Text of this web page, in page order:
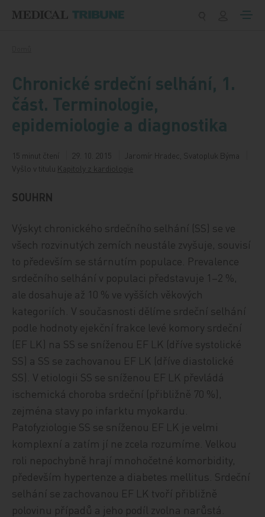
Chronické srdeční selhání, 1.
část. Terminologie,
epidemiologie a diagnostika
15 minut čtení 29. 10. 2015
Jaromír Hradec, Svatopluk Býma
Vyšlo v titulu Kapitoly z kardiologie
SOUHRN
Výskyt chronického srdečního selhání (SS) se ve
všech rozvinutých zemích neustále zvyšuje, souvisí
to především se stárnutím populace. Prevalence
srdečního selhání v populaci představuje 1–2 %,
ale dosahuje až 10 % ve vyšších věkových
kategoriích. V současnosti dělíme srdeční selhání
podle hodnoty ejekční frakce levé komory srdeční
(EF LK) na SS se sníženou EF LK (dříve systolické
SS) a SS se zachovanou EF LK (dříve diastolické
SS). V etiologii SS se sníženou EF LK převládá
ischemická choroba srdeční (přibližně 70 %),
zejména stavy po infarktu myokardu.
Patofyziologie SS se sníženou EF LK je velmi
komplexní a zatím jí ne zcela rozumíme. Velkou
roli nepochybně hrají mnohočetné komorbidity,
především hypertenze a diabetes mellitus. Srdeční
selhání se zachovanou EF LK tvoří přibližně
polovinu případů a jeho podíl zvolna narůstá.